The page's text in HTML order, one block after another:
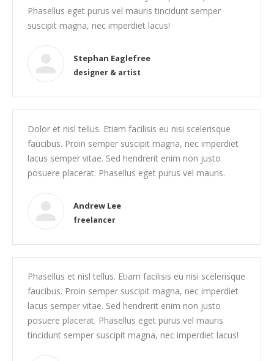
Phasellus eget purus vel mauris tincidunt semper
suscipit magna, nec imperdiet lacus!
Stephan Eaglefree
designer & artist
Dolor et nisl tellus. Etiam facilisis eu nisi scelerisque
faucibus. Proin semper suscipit magna, nec imperdiet
lacus semper vitae. Sed hendrerit enim non justo
posuere placerat. Phasellus eget purus vel mauris.
Andrew Lee
freelancer
Phasellus et nisl tellus. Etiam facilisis eu nisi scelerisque
faucibus. Proin semper suscipit magna, nec imperdiet
lacus semper vitae. Sed hendrerit enim non justo
posuere placerat. Phasellus eget purus vel mauris
tincidunt semper suscipit magna, nec imperdiet lacus!